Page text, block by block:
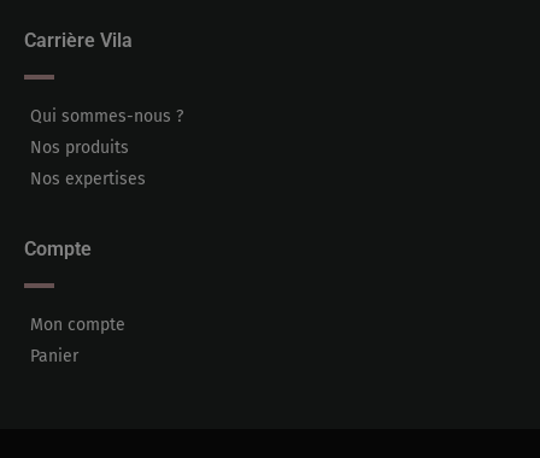
Carrière Vila
Qui sommes-nous ?
Nos produits
Nos expertises
Compte
Mon compte
Panier